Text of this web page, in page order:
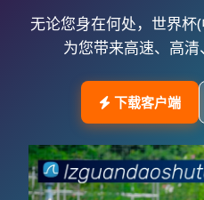
无论您身在何处， 世界杯
为您带来高速、高清
下载客户端